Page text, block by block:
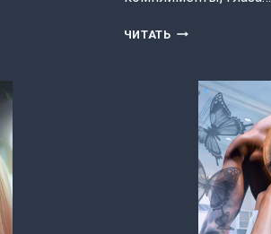
ЧИТАТЬ ПОРОЧНЫЙ
(ЭЛЕНА
МАКНАМАРА)